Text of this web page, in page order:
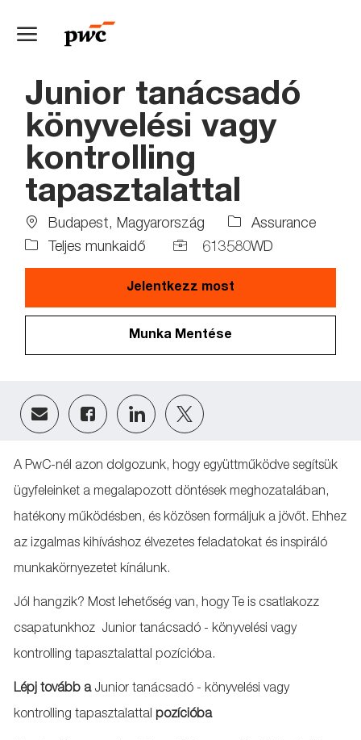
Junior tanácsadó
könyvelési vagy
kontrolling
tapasztalattal
Location
Budapest, Magyarország
Assurance
Job
Type
Teljes munkaidő
Job
Id
613580WD
Jelentkezz most
Munka Mentése
Share
via
Share
via
Share
via
Share
via
A PwC-nél azon dolgozunk, hogy együttműködve segítsük
ügyfeleinket a megalapozott döntések meghozatalában,
hatékony működésben, és közösen formáljuk a jövőt. Ehhez
az izgalmas kihíváshoz élvezetes feladatokat és inspiráló
munkakörnyezetet kínálunk.
Jól hangzik? Most lehetőség van, hogy Te is csatlakozz
csapatunkhoz ​ Junior tanácsadó - könyvelési vagy
kontrolling tapasztalattal pozícióba.
Lépj tovább a Junior tanácsadó - könyvelési vagy
kontrolling tapasztalattal pozícióba